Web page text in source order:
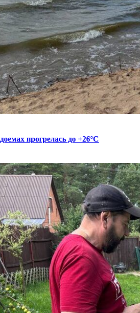
прогрелась до +26°C